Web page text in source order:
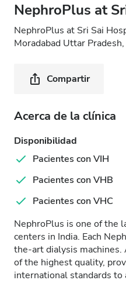
NephroPlus at
NephroPlus at Sri Sai
Moradabad Uttar
Compartir
Acerca de la clínica
Disponibilidad
Pacientes con VIH
Pacientes con VHB
Pacientes con VHC
NephroPlus is one of the
centers in India. Each
the-art dialysis
of the highest quality,
international standards to